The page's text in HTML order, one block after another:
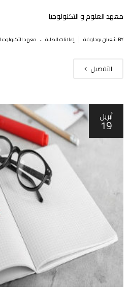
معهد العلوم و التكنولوجيا
BY شعبان بوحلوفة إعلانات للطلبة . معهد التكنولوجيا
التفصيل
أبريل
19